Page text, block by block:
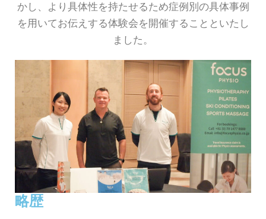
かし、より具体性を持たせるため症例別の具体事例
を用いてお伝えする体験会を開催することといたし
ました。
略歴